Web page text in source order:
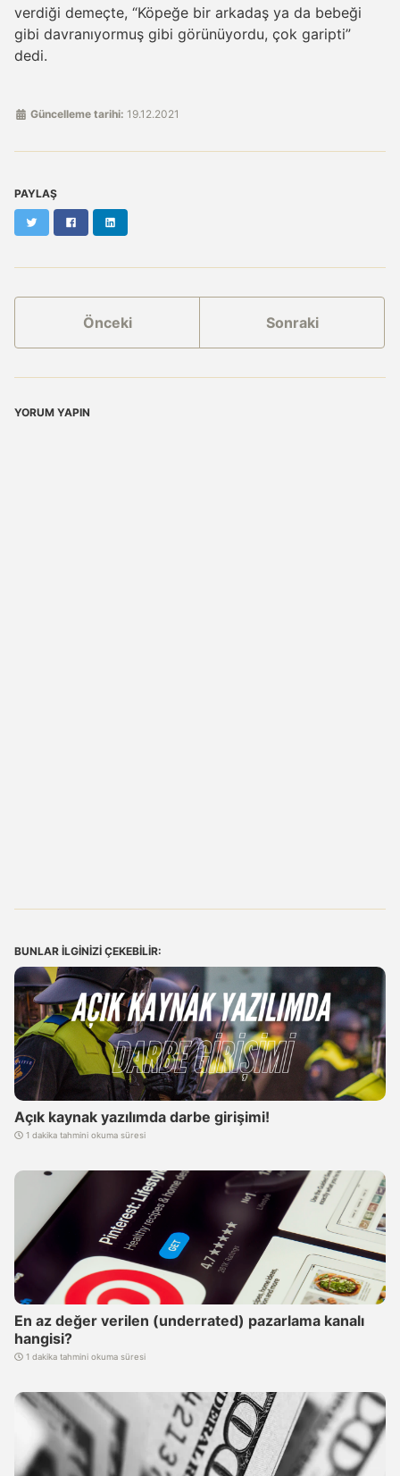
verdiği demeçte, “Köpeğe bir arkadaş ya da bebeği
gibi davranıyormuş gibi görünüyordu, çok garipti”
dedi.
Güncelleme tarihi: 19.12.2021
PAYLAŞ
Twitter Facebook
Önceki Sonraki
YORUM YAPIN
BUNLAR ILGINIZI ÇEKEBILIR:
Açık kaynak yazılımda darbe girişimi!
1 dakika tahmini okuma süresi
En az değer verilen (underrated) pazarlama kanalı
hangisi?
1 dakika tahmini okuma süresi